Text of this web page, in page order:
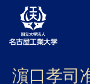
大学案内
濵口孝司